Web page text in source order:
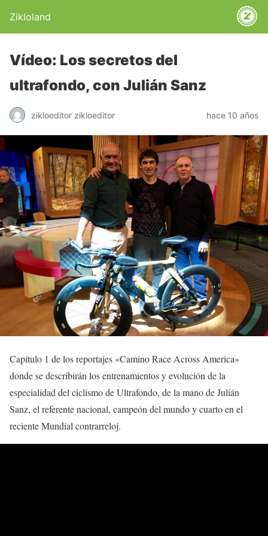
Zikloland
Vídeo: Los secretos del
ultrafondo, con Julián Sanz
zikloeditor zikloeditor hace 10 años
Capítulo 1 de los reportajes «Camino Race Across America»
donde se describirán los entrenamientos y evolución de la
especialidad del ciclismo de Ultrafondo, de la mano de Julián
Sanz, el referente nacional, campeón del mundo y cuarto en el
reciente Mundial contrarreloj.